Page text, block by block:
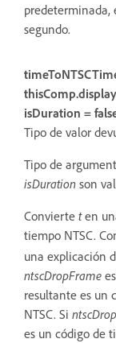
predeterminada,
segundo.
isDuration =
Tipo de valor
Tipo de
isDuration son
Convierte ten
tiempo NTSC.
una explicación
ntscDropFrame
resultante es un
NTSC. Si
es un código de